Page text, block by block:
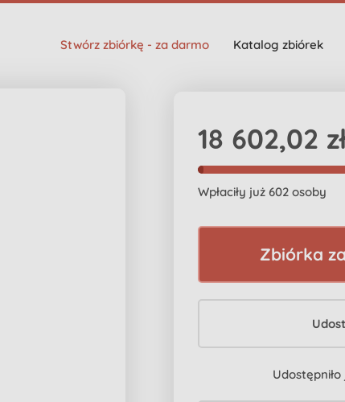
Stwórz zbiórkę - za darmo Katalog zbiórek
18 602,02
Wpłaciły już 602 osoby
Zbiórka
Udostępniło